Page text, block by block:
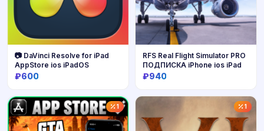
Купить
📷 DaVinci Resolve for iPad
AppStore ios iPadOS
₽600
RFS Real Flight Simulator PRO
ПОДПИСКА iPhone ios iPad
₽940
1 1